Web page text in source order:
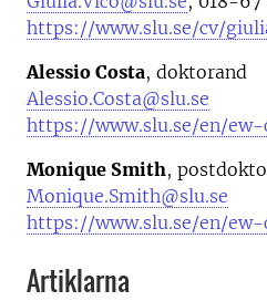
https://www.slu.se/cv/
Alessio Costa, doktorand
Alessio.Costa@slu.se
https://www.slu.se/en/
Monique Smith,
Monique.Smith@slu.se
https://www.slu.se/en/
Artiklarna